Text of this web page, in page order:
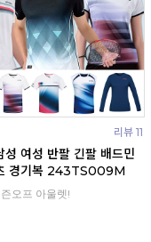
리뷰 11
성 여성 반팔 긴팔 배드민
경기복 243TS009M
오프 아울렛!